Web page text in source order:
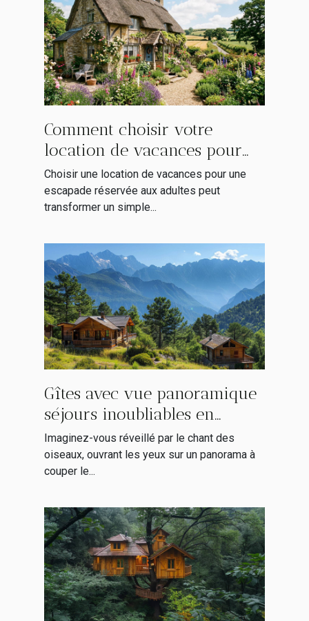
Comment choisir votre
location de vacances pour
une escapade adulte
seulement ?
Choisir une location de vacances pour une
escapade réservée aux adultes peut
transformer un simple...
Gîtes avec vue panoramique
séjours inoubliables en
montagne
Imaginez-vous réveillé par le chant des
oiseaux, ouvrant les yeux sur un panorama à
couper le...